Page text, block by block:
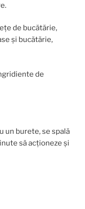
de bucătărie,
şi bucătărie,
de
un burete, se spală
să acționeze şi